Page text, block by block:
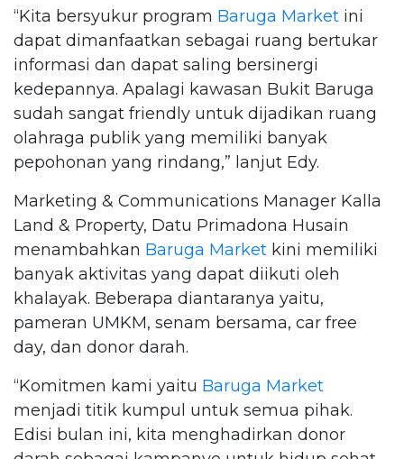
“Kita bersyukur program Baruga Market ini
dapat dimanfaatkan sebagai ruang bertukar
informasi dan dapat saling bersinergi
kedepannya. Apalagi kawasan Bukit Baruga
sudah sangat friendly untuk dijadikan ruang
olahraga publik yang memiliki banyak
pepohonan yang rindang,” lanjut Edy.
Marketing & Communications Manager Kalla
Land & Property, Datu Primadona Husain
menambahkan Baruga Market kini memiliki
banyak aktivitas yang dapat diikuti oleh
khalayak. Beberapa diantaranya yaitu,
pameran UMKM, senam bersama, car free
day, dan donor darah.
“Komitmen kami yaitu Baruga Market
menjadi titik kumpul untuk semua pihak.
Edisi bulan ini, kita menghadirkan donor